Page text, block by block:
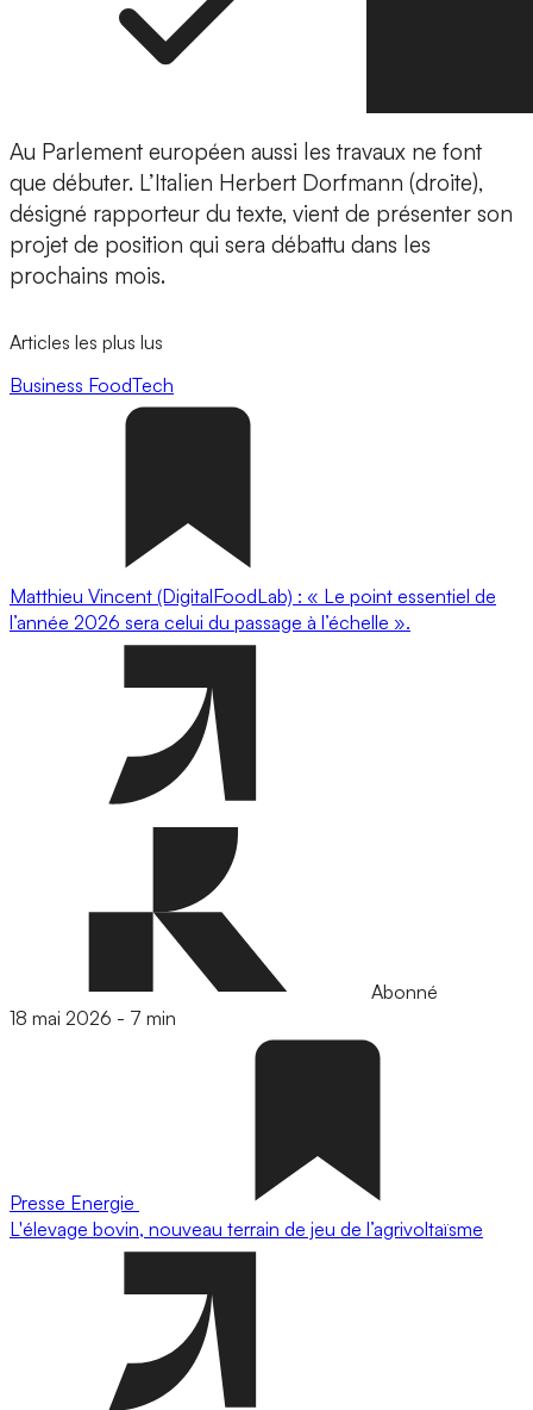
Au Parlement européen aussi les travaux ne font
que débuter. L’Italien Herbert Dorfmann (droite),
désigné rapporteur du texte, vient de présenter son
projet de position qui sera débattu dans les
prochains mois.
Articles les plus lus
Business FoodTech
Matthieu Vincent (DigitalFoodLab) : « Le point essentiel de
l’année 2026 sera celui du passage à l’échelle ».
Abonné
18 mai 2026 - 7 min
Presse Energie
L'élevage bovin, nouveau terrain de jeu de l’agrivoltaïsme